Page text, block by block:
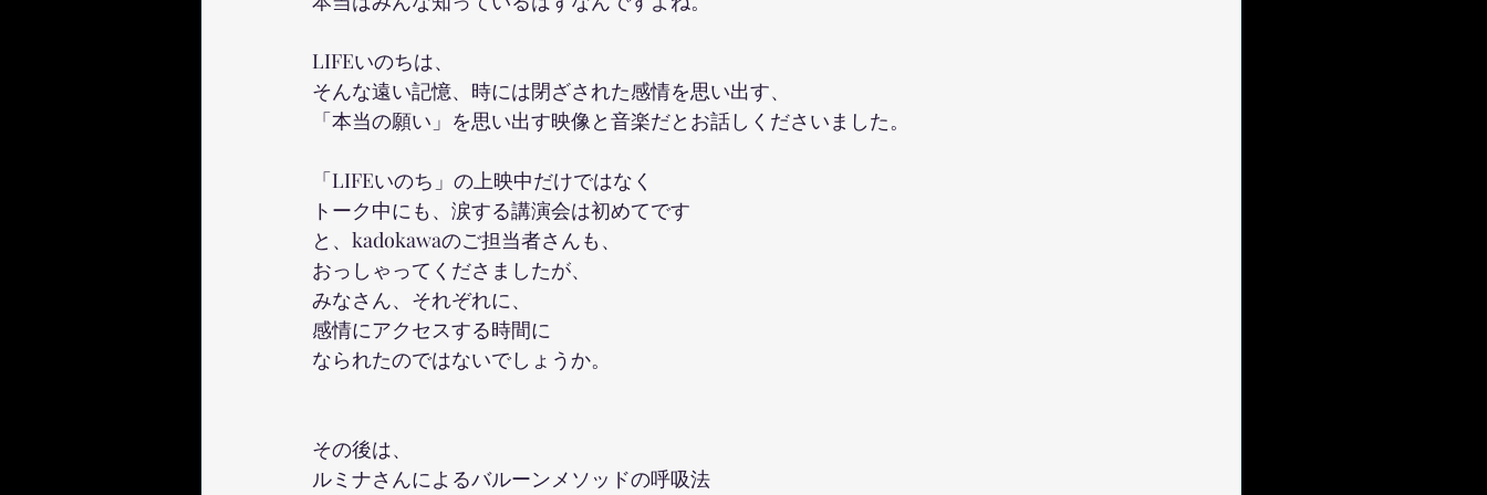
LIFEいのちは、
そんな遠い記憶、時には閉ざされた感情を思い出す、
「本当の願い」を思い出す映像と音楽だとお話しくださいました。
「LIFEいのち」の上映中だけではなく
トーク中にも、涙する講演会は初めてです
と、kadokawaのご担当者さんも、
おっしゃってくださましたが、
みなさん、それぞれに、
感情にアクセスする時間に
なられたのではないでしょうか。
その後は、
ルミナさんによるバルーンメソッドの呼吸法